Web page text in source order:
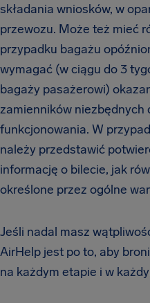
składania wniosków, w
przewozu. Może też mieć
przypadku bagażu
wymagać (w ciągu do 3
bagaży pasażerowi)
zamienników niezbędnych
funkcjonowania. W
należy przedstawić
informację o bilecie, jak
określone przez ogólne
Jeśli nadal masz
AirHelp jest po to, aby
na każdym etapie i w